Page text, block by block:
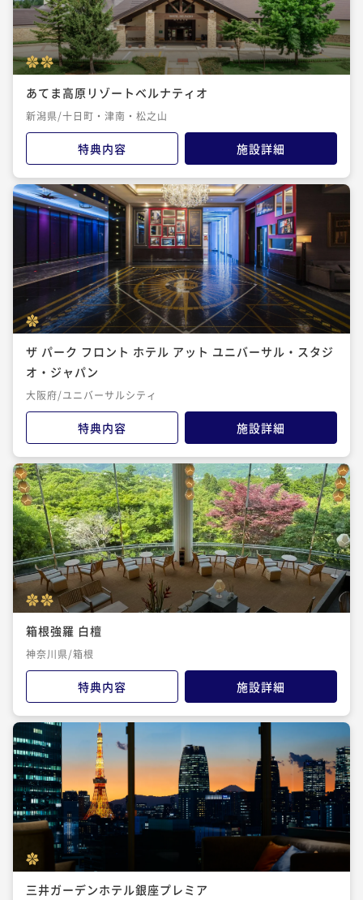
あてま高原リゾートベルナティオ
新潟県/十日町・津南・松之山
特典内容 施設詳細
ザ パーク フロント ホテル アット ユニバーサル・スタジ
オ・ジャパン
大阪府/ユニバーサルシティ
特典内容 施設詳細
箱根強羅 白檀
神奈川県/箱根
特典内容 施設詳細
三井ガーデンホテル銀座プレミア